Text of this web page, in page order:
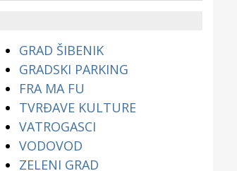
GRAD ŠIBENIK
GRADSKI PARKING
FRA MA FU
TVRĐAVE KULTURE
VATROGASCI
VODOVOD
ZELENI GRAD